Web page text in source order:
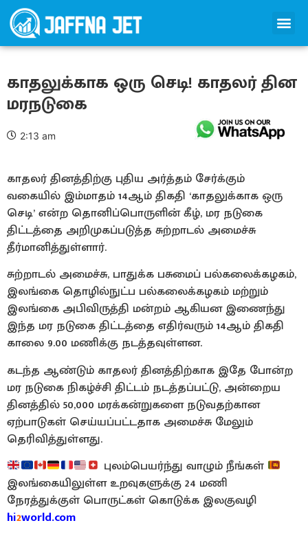
காதலுக்காக ஒரு செடி! காதலர் தின
மரநடுகை
2:13 am
காதலர் தினத்திற்கு புதிய அர்த்தம் சேர்க்கும்
வகையில் இம்மாதம் 14ஆம் திகதி ‘காதலுக்காக ஒரு
செடி’ என்ற தொனிப்பொருளின் கீழ், மர நடுகை
திட்டத்தை அறிமுகப்படுத்த சுற்றாடல் அமைச்சு
தீர்மானித்துள்ளார்.
சுற்றாடல் அமைச்சு, பாதுக்க பசுமைப் பல்கலைக்கழகம்,
இலங்கை தொழில்நுட்ப பல்கலைக்கழகம் மற்றும்
இலங்கை அபிவிருத்தி மன்றம் ஆகியன இணைந்து
இந்த மர நடுகை திட்டத்தை எதிர்வரும் 14ஆம் திகதி
காலை 9.00 மணிக்கு நடத்தவுள்ளன.
கடந்த ஆண்டும் காதலர் தினத்திற்காக இதே போன்ற
மர நடுகை நிகழ்ச்சி திட்டம் நடத்தப்பட்டு, அன்றைய
தினத்தில் 50,000 மரக்கன்றுகளை நடுவதற்கான
ஏற்பாடுகள் செய்யப்பட்டதாக அமைச்சு மேலும்
தெரிவித்துள்ளது.
புலம்பெயர்ந்து வாழும் நீங்கள்
இலங்கையிலுள்ள உறவுகளுக்கு 24 மணி
நேரத்துக்குள் பொருட்கள் கொடுக்க இலகுவழி
hi2world.com